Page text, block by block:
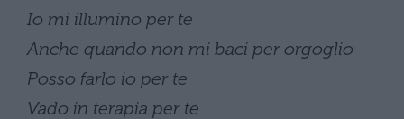
Io mi illumino per te
Anche quando non mi baci per orgoglio
Posso farlo io per te
Vado in terapia per te